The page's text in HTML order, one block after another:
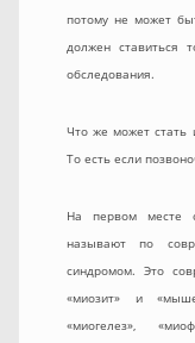
потому не может
должен ставиться
обследования.
Что же может стать
То есть если
На первом месте
называют по
синдромом. Это
«миозит» и
«миогелез»,